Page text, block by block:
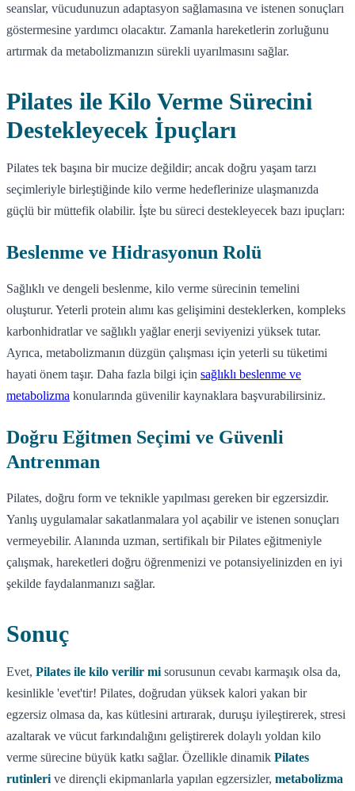
seanslar, vücudunuzun adaptasyon sağlamasına ve istenen sonuçları
göstermesine yardımcı olacaktır. Zamanla hareketlerin zorluğunu
artırmak da metabolizmanızın sürekli uyarılmasını sağlar.
Pilates ile Kilo Verme Sürecini
Destekleyecek İpuçları
Pilates tek başına bir mucize değildir; ancak doğru yaşam tarzı
seçimleriyle birleştiğinde kilo verme hedeflerinize ulaşmanızda
güçlü bir müttefik olabilir. İşte bu süreci destekleyecek bazı ipuçları:
Beslenme ve Hidrasyonun Rolü
Sağlıklı ve dengeli beslenme, kilo verme sürecinin temelini
oluşturur. Yeterli protein alımı kas gelişimini desteklerken, kompleks
karbonhidratlar ve sağlıklı yağlar enerji seviyenizi yüksek tutar.
Ayrıca, metabolizmanın düzgün çalışması için yeterli su tüketimi
hayati önem taşır. Daha fazla bilgi için sağlıklı beslenme ve
metabolizma konularında güvenilir kaynaklara başvurabilirsiniz.
Doğru Eğitmen Seçimi ve Güvenli
Antrenman
Pilates, doğru form ve teknikle yapılması gereken bir egzersizdir.
Yanlış uygulamalar sakatlanmalara yol açabilir ve istenen sonuçları
vermeyebilir. Alanında uzman, sertifikalı bir Pilates eğitmeniyle
çalışmak, hareketleri doğru öğrenmenizi ve potansiyelinizden en iyi
şekilde faydalanmanızı sağlar.
Sonuç
Evet, Pilates ile kilo verilir mi sorusunun cevabı karmaşık olsa da,
kesinlikle 'evet'tir! Pilates, doğrudan yüksek kalori yakan bir
egzersiz olmasa da, kas kütlesini artırarak, duruşu iyileştirerek, stresi
azaltarak ve vücut farkındalığını geliştirerek dolaylı yoldan kilo
verme sürecine büyük katkı sağlar. Özellikle dinamik Pilates
rutinleri ve dirençli ekipmanlarla yapılan egzersizler, metabolizma